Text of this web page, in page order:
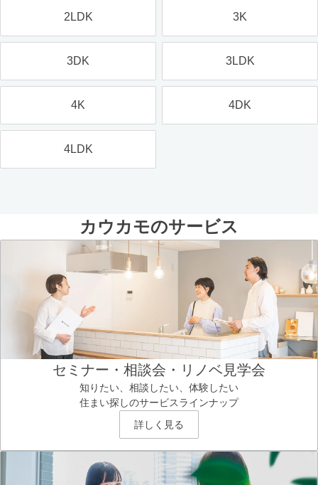
2LDK 3K
3DK 3LDK
4K 4DK
4LDK
カウカモのサービス
セミナー・相談会・リノベ見学会
知りたい、相談したい、体験したい
住まい探しのサービスラインナップ
詳しく見る